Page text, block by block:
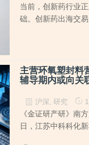
当前，创新药行业
础。创新药出海交
主营环氧塑封料
辅导期内或向关
沪深, 研究
《金证研产研》南
日，江苏中科科化